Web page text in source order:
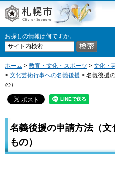
札幌市
お探しの情報は何ですか。
ホーム > 教育・文化・スポーツ > 文化・
> 文化芸術行事への名義後援 > 名義後援
の）
名義後援の申請方法（文
もの）